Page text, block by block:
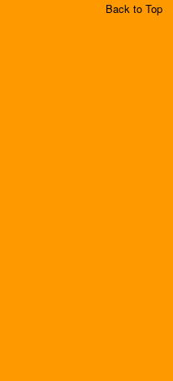
Back to Top